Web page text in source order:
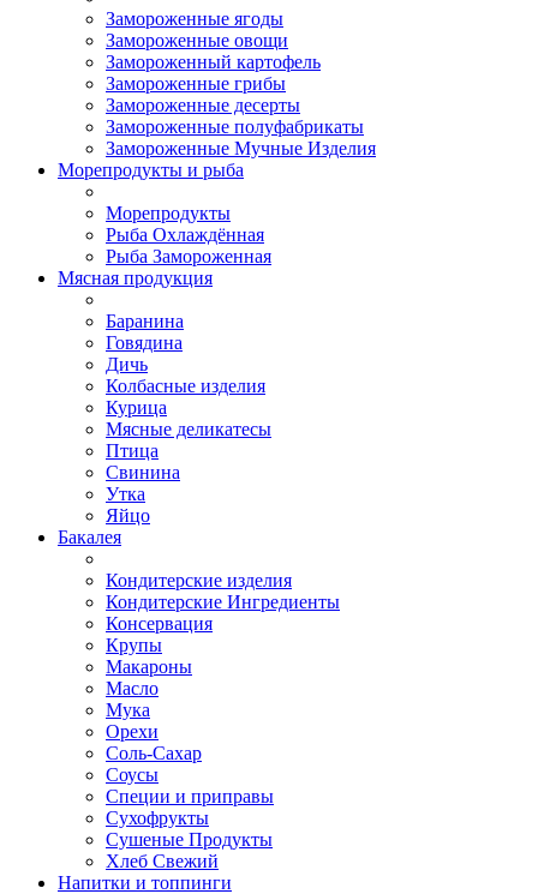
Замороженные ягоды
Замороженные овощи
Замороженный картофель
Замороженные грибы
Замороженные десерты
Замороженные полуфабрикаты
Замороженные Мучные Изделия
Морепродукты и рыба
Морепродукты
Рыба Охлаждённая
Рыба Замороженная
Мясная продукция
Баранина
Говядина
Дичь
Колбасные изделия
Курица
Мясные деликатесы
Птица
Свинина
Утка
Яйцо
Бакалея
Кондитерские изделия
Кондитерские Ингредиенты
Консервация
Крупы
Макароны
Масло
Мука
Орехи
Соль-Сахар
Соусы
Специи и приправы
Сухофрукты
Сушеные Продукты
Хлеб Свежий
Напитки и топпинги